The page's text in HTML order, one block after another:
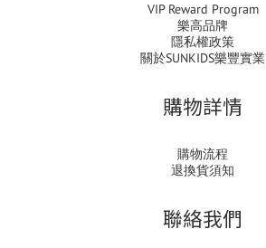
VIP Reward Program
樂高品牌
隱私權政策
關於SUNKIDS樂豐實業
購物詳情
購物流程
退換貨須知
聯絡我們